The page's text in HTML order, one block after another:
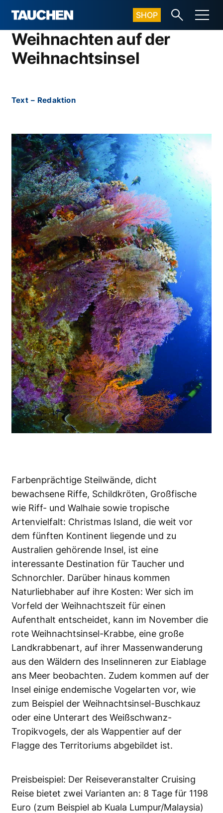
SHOP
Weihnachten auf der
Weihnachtsinsel
Text – Redaktion
Farbenprächtige Steilwände, dicht
bewachsene Riffe, Schildkröten, Großfische
wie Riff- und Walhaie sowie tropische
Artenvielfalt: Christmas Island, die weit vor
dem fünften Kontinent liegende und zu
Australien gehörende Insel, ist eine
interessante Destination für Taucher und
Schnorchler. Darüber hinaus kommen
Naturliebhaber auf ihre Kosten: Wer sich im
Vorfeld der Weihnachtszeit für einen
Aufenthalt entscheidet, kann im November die
rote Weihnachtsinsel-Krabbe, eine große
Landkrabbenart, auf ihrer Massenwanderung
aus den Wäldern des Inselinneren zur Eiablage
ans Meer beobachten. Zudem kommen auf der
Insel einige endemische Vogelarten vor, wie
zum Beispiel der Weihnachtsinsel-Buschkauz
oder eine Unterart des Weißschwanz-
Tropikvogels, der als Wappentier auf der
Flagge des Territoriums abgebildet ist.
Preisbeispiel: Der Reiseveranstalter Cruising
Reise bietet zwei Varianten an: 8 Tage für 1198
Euro (zum Beispiel ab Kuala Lumpur/Malaysia)